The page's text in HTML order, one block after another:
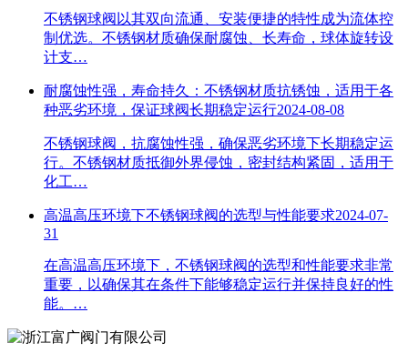
不锈钢球阀以其双向流通、安装便捷的特性成为流体控
制优选。不锈钢材质确保耐腐蚀、长寿命，球体旋转设
计支…
耐腐蚀性强，寿命持久：不锈钢材质抗锈蚀，适用于各
种恶劣环境，保证球阀长期稳定运行2024-08-08
不锈钢球阀，抗腐蚀性强，确保恶劣环境下长期稳定运
行。不锈钢材质抵御外界侵蚀，密封结构紧固，适用于
化工…
高温高压环境下不锈钢球阀的选型与性能要求2024-07-
31
在高温高压环境下，不锈钢球阀的选型和性能要求非常
重要，以确保其在条件下能够稳定运行并保持良好的性
能。…